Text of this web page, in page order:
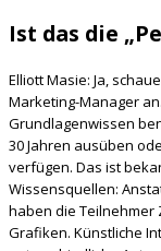
Ist das die
Elliott Masie: Ja,
Marketing-Manager
Grundlagenwissen
30 Jahren ausüben
verfügen. Das ist
Wissensquellen:
haben die Teilnehmer
Grafiken. Künstliche